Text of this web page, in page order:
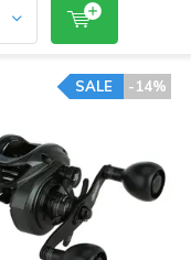
-14%
SALE